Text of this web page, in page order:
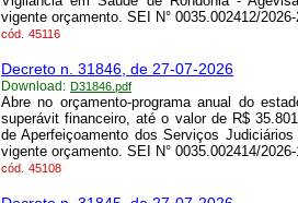
vigente orçamento. SEI N° 0035.002412/
cód. 45116
Decreto n. 31846, de 27-07-2026
Download: D31846.pdf
Abre no orçamento-programa anual do
superávit financeiro, até o valor de R$
de Aperfeiçoamento dos Serviços
vigente orçamento. SEI N° 0035.002414/
cód. 45108